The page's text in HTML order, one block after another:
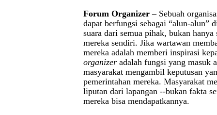
Forum Organizer– Sebuah
dapat berfungsi sebagai “alun-alun”
suara dari semua pihak, bukan
mereka sendiri. Jika wartawan
mereka adalah memberi inspirasi
organizer adalah fungsi yang masuk
masyarakat mengambil keputusan
pemerintahan mereka. Masyarakat
liputan dari lapangan --bukan fakta
mereka bisa mendapatkannya.